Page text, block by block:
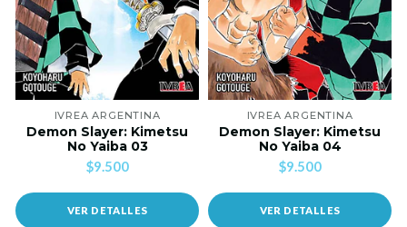
IVREA ARGENTINA
Demon Slayer: Kimetsu
No Yaiba 03
$9.500
VER DETALLES
IVREA ARGENTINA
Demon Slayer: Kimetsu
No Yaiba 04
$9.500
VER DETALLES